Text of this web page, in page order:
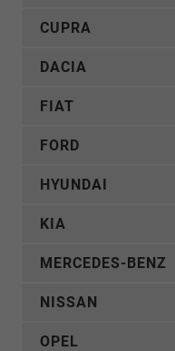
CUPRA
DACIA
FIAT
FORD
HYUNDAI
KIA
MERCEDES-BENZ
NISSAN
OPEL